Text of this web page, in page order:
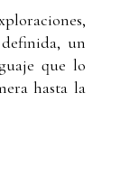
un
que lo
hasta la